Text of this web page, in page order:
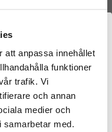
att anpassa innehållet
funktioner
trafik. Vi
och annan
medier och
samarbetar med.
| Metall guld –
trumpethorn –
gummilampa”
Från:499kr
Lägg till i varukorg
alltid justera ditt val
moms)